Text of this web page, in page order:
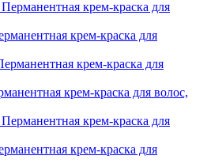
крем-краска для
крем-краска для волос,
крем-краска для